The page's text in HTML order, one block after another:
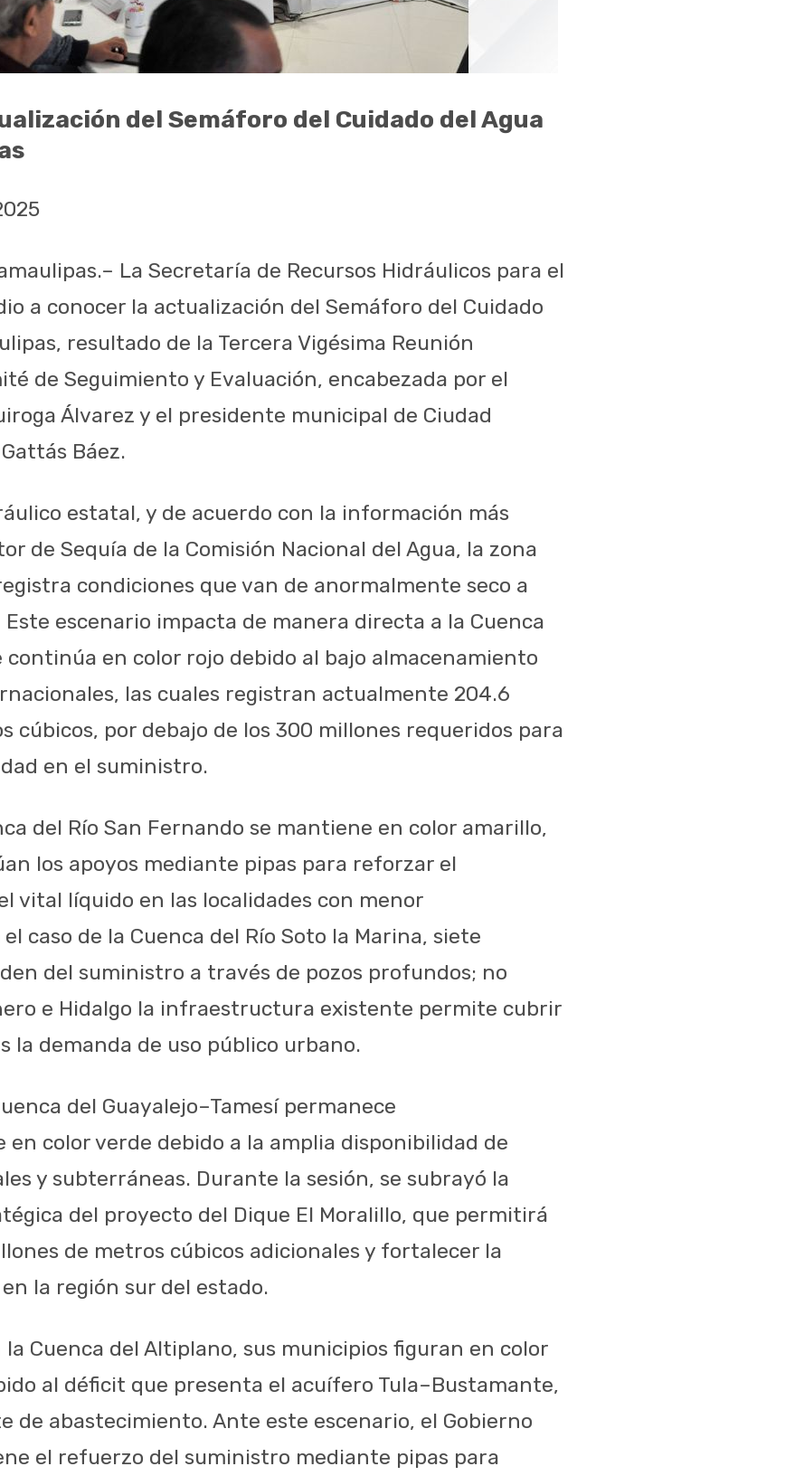
del Semáforo del Cuidado del Agua
La Secretaría de Recursos Hidráulicos para el
a conocer la actualización del Semáforo del Cuidado
resultado de la Tercera Vigésima Reunión
de Seguimiento y Evaluación, encabezada por el
Álvarez y el presidente municipal de Ciudad
Báez.
estatal, y de acuerdo con la información más
de Sequía de la Comisión Nacional del Agua, la zona
condiciones que van de anormalmente seco a
escenario impacta de manera directa a la Cuenca
continúa en color rojo debido al bajo almacenamiento
las cuales registran actualmente 204.6
cúbicos, por debajo de los 300 millones requeridos para
en el suministro.
del Río San Fernando se mantiene en color amarillo,
los apoyos mediante pipas para reforzar el
vital líquido en las localidades con menor
caso de la Cuenca del Río Soto la Marina, siete
del suministro a través de pozos profundos; no
e Hidalgo la infraestructura existente permite cubrir
la demanda de uso público urbano.
del Guayalejo–Tamesí permanece
color verde debido a la amplia disponibilidad de
y subterráneas. Durante la sesión, se subrayó la
del proyecto del Dique El Moralillo, que permitirá
de metros cúbicos adicionales y fortalecer la
la región sur del estado.
Cuenca del Altiplano, sus municipios figuran en color
al déficit que presenta el acuífero Tula–Bustamante,
de abastecimiento. Ante este escenario, el Gobierno
el refuerzo del suministro mediante pipas para